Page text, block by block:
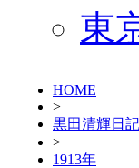
東
HOME
>
黒田清輝日記
>
1913年